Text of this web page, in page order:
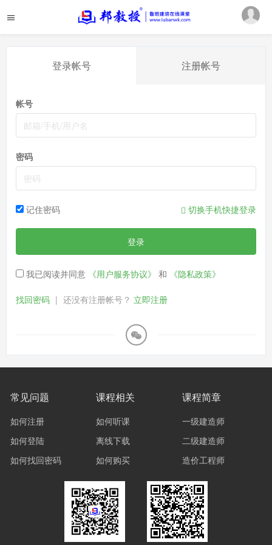
登录帐号 注册帐号
帐号
密码
记住密码 切换手机快捷登录
登录
我已阅读并同意 《用户服务协议》 和 《隐私政策》
找回密码 | 还没有注册帐号？ 立即注册
常见问题
如何注册
如何登陆
如何找回密码
课程相关
如何听课
离线下载
如何购买
课程简章
一级建造师
二级建造师
造价工程师